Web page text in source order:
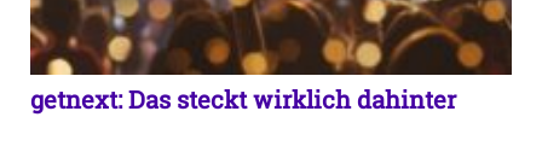
getnext: Das steckt wirklich dahinter